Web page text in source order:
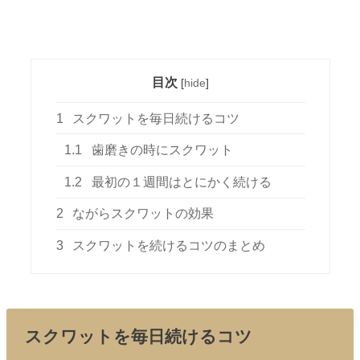
目次 [hide]
1 スクワットを毎日続けるコツ
1.1 歯磨きの時にスクワット
1.2 最初の１週間はとにかく続ける
2 ながらスクワットの効果
3 スクワットを続けるコツのまとめ
スクワットを毎日続けるコツ